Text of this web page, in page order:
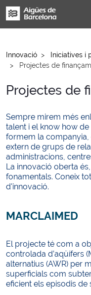
Innovació
Iniciatives i
Projectes de
Projectes de
Sempre mirem més
talent i el know how
formem la
extern de grups de
administracions,
La innovació oberta
fonamentals. Coneix
d'innovació.
MARCLAIMED
El projecte té com a
controlada d’aqüífers
alternatius (AWR) per
superficials com
eficient els episodis de